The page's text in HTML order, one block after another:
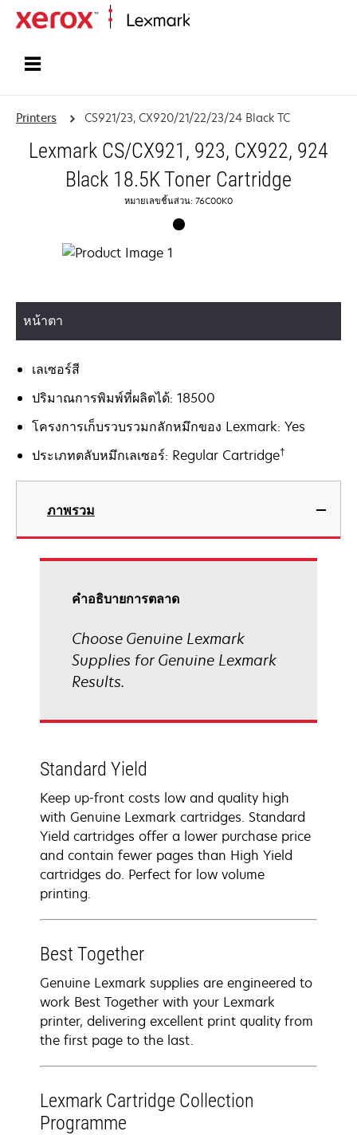
Printers CS921/23, CX920/21/22/23/24 Black TC
Lexmark CS/CX921, 923, CX922, 924
Black 18.5K Toner Cartridge
หมายเลขชิ้นส่วน: 76C00K0
หน้าตา
เลเซอร์สี
ปริมาณการพิมพ์ที่ผลิตได้: 18500
โครงการเก็บรวบรวมกลักหมึกของ Lexmark: Yes
ประเภทตลับหมึกเลเซอร์: Regular Cartridge†
ภาพรวม
คําอธิบายการตลาด
Choose Genuine Lexmark
Supplies for Genuine Lexmark
Results.
Standard Yield
Keep up-front costs low and quality high
with Genuine Lexmark cartridges. Standard
Yield cartridges offer a lower purchase price
and contain fewer pages than High Yield
cartridges do. Perfect for low volume
printing.
Best Together
Genuine Lexmark supplies are engineered to
work Best Together with your Lexmark
printer, delivering excellent print quality from
the first page to the last.
Lexmark Cartridge Collection
Programme